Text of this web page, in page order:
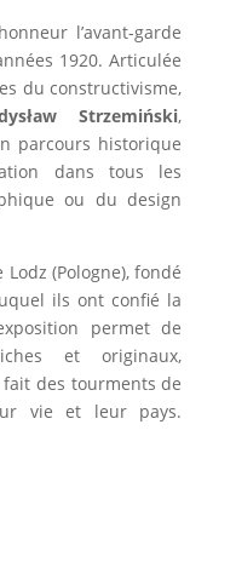
l’avant-garde
1920. Articulée
du constructivisme,
Strzemiński,
parcours historique
dans tous les
ou du design
Lodz (Pologne), fondé
ils ont confié la
permet de
et originaux,
des tourments de
vie et leur pays.